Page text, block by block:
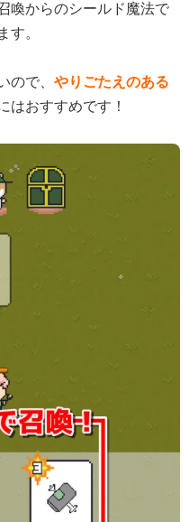
喚からのシールド魔法で
す。
ので、 やりごたえのある
はおすすめです！